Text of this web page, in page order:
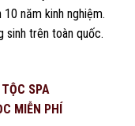
năm kinh nghiệm.
sinh trên toàn quốc.
SPA
MIỄN PHÍ